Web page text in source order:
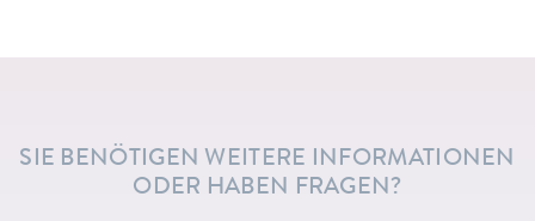
SIE BENÖTIGEN WEITERE INFORMATIONEN
ODER HABEN FRAGEN?